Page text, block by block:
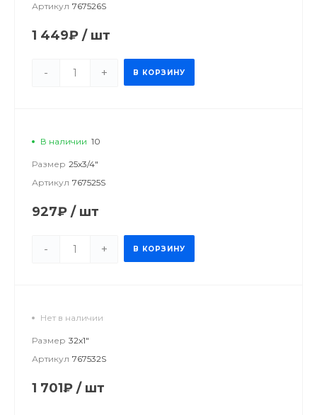
Артикул 767526S
1 449₽ / шт
- + В КОРЗИНУ
В наличии 10
Размер 25х3/4"
Артикул 767525S
927₽ / шт
- + В КОРЗИНУ
Нет в наличии
Размер 32х1"
Артикул 767532S
1 701₽ / шт